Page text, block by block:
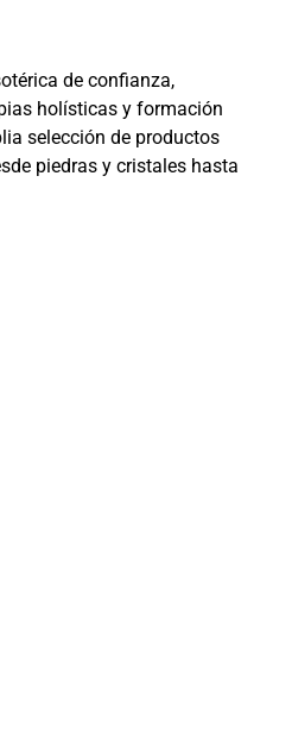
de confianza,
holísticas y formación
selección de productos
piedras y cristales hasta